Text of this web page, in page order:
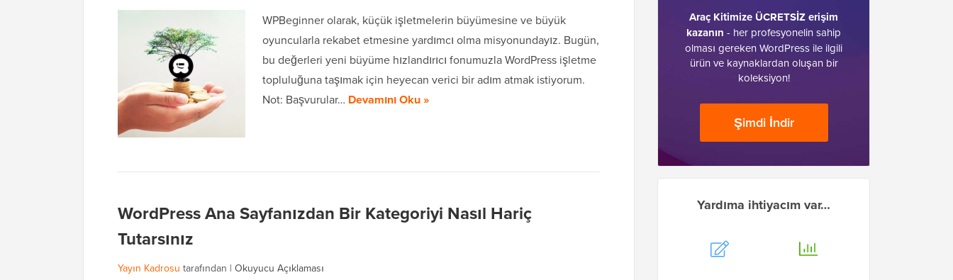
WPBeginner olarak, küçük işletmelerin büyümesine ve büyük
oyuncularla rekabet etmesine yardımcı olma misyonundayız. Bugün,
bu değerleri yeni büyüme hızlandırıcı fonumuzla WordPress işletme
topluluğuna taşımak için heyecan verici bir adım atmak istiyorum.
Not: Başvurular… Devamını Oku »
WordPress Ana Sayfanızdan Bir Kategoriyi Nasıl Hariç
Tutarsınız
Yayın Kadrosu tarafından | Okuyucu Açıklaması
Araç Kitimize ÜCRETSİZ erişim
kazanın - her profesyonelin sahip
olması gereken WordPress ile ilgili
ürün ve kaynaklardan oluşan bir
koleksiyon!
Şimdi İndir
Yardıma ihtiyacım var…